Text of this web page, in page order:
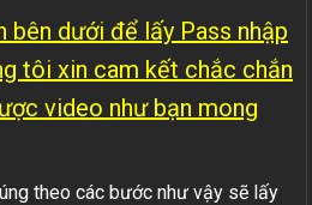
bên dưới để lấy Pass nhập
tôi xin cam kết chắc chắn
video như bạn mong
theo các bước như vậy sẽ lấy